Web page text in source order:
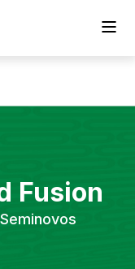
Fusion